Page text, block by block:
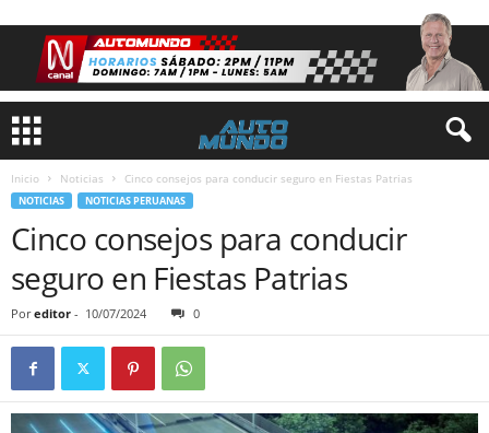
Inicio Noticias Cinco consejos para conducir seguro en Fiestas Patrias
NOTICIAS NOTICIAS PERUANAS
Cinco consejos para conducir
seguro en Fiestas Patrias
Por editor - 10/07/2024 0